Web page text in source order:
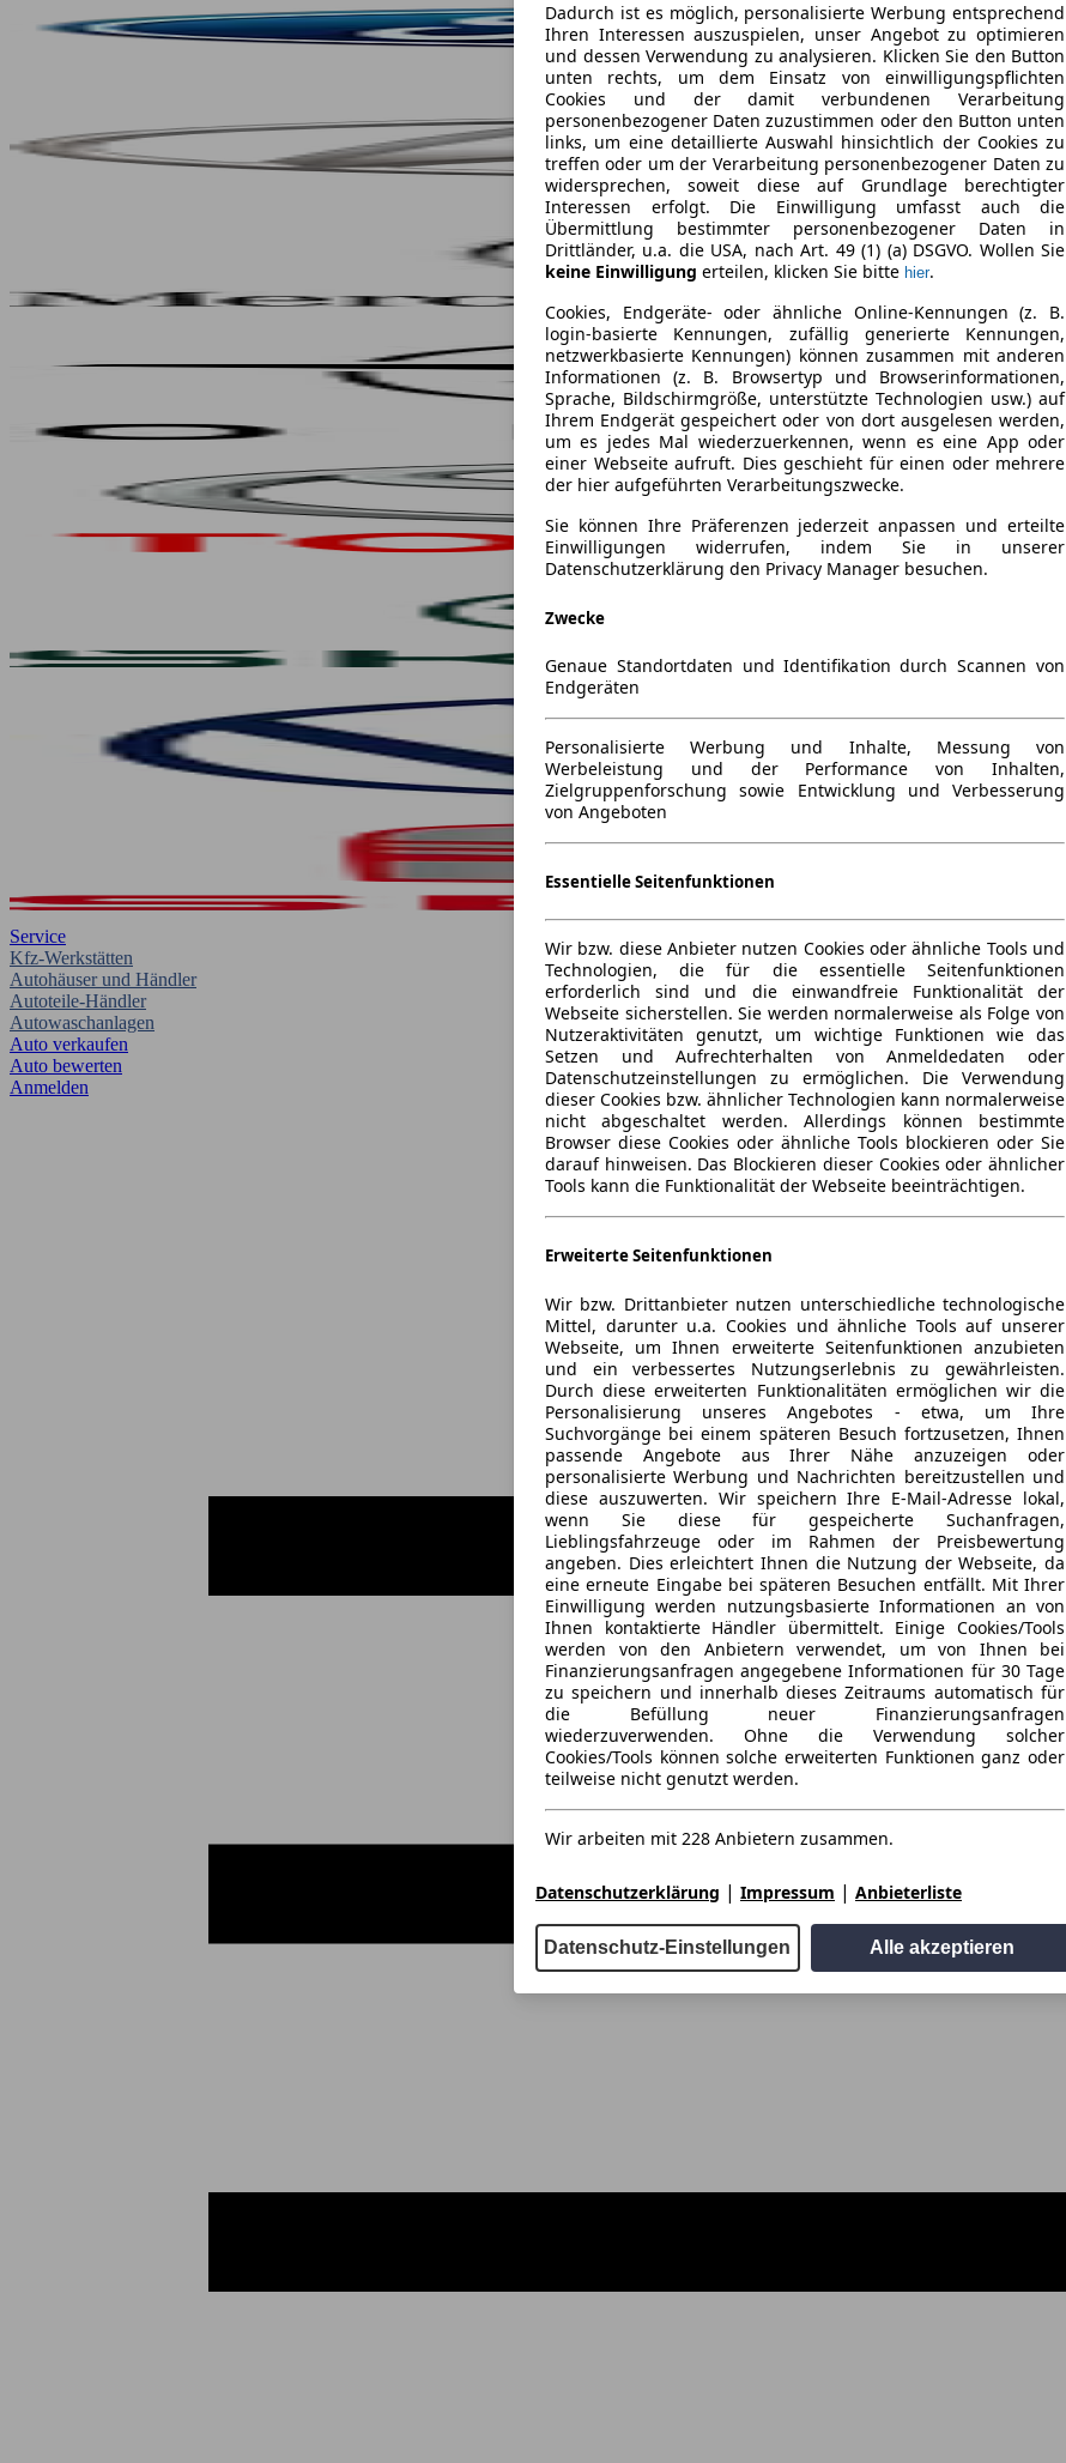
Service
Kfz-Werkstätten
Autohäuser und Händler
Autoteile-Händler
Autowaschanlagen
Auto verkaufen
Auto bewerten
Anmelden
Dadurch ist es möglich, personalisierte Werbung entsprechend
Ihren Interessen auszuspielen, unser Angebot zu optimieren
und dessen Verwendung zu analysieren. Klicken Sie den Button
unten rechts, um dem Einsatz von einwilligungspflichten
Cookies und der damit verbundenen Verarbeitung
personenbezogener Daten zuzustimmen oder den Button unten
links, um eine detaillierte Auswahl hinsichtlich der Cookies zu
treffen oder um der Verarbeitung personenbezogener Daten zu
widersprechen, soweit diese auf Grundlage berechtigter
Interessen erfolgt. Die Einwilligung umfasst auch die
Übermittlung bestimmter personenbezogener Daten in
Drittländer, u.a. die USA, nach Art. 49 (1) (a) DSGVO. Wollen Sie
keine Einwilligung erteilen, klicken Sie bitte hier.
Cookies, Endgeräte- oder ähnliche Online-Kennungen (z. B.
login-basierte Kennungen, zufällig generierte Kennungen,
netzwerkbasierte Kennungen) können zusammen mit anderen
Informationen (z. B. Browsertyp und Browserinformationen,
Sprache, Bildschirmgröße, unterstützte Technologien usw.) auf
Ihrem Endgerät gespeichert oder von dort ausgelesen werden,
um es jedes Mal wiederzuerkennen, wenn es eine App oder
einer Webseite aufruft. Dies geschieht für einen oder mehrere
der hier aufgeführten Verarbeitungszwecke.
Sie können Ihre Präferenzen jederzeit anpassen und erteilte
Einwilligungen widerrufen, indem Sie in unserer
Datenschutzerklärung den Privacy Manager besuchen.
Zwecke
Genaue Standortdaten und Identifikation durch Scannen von
Endgeräten
Personalisierte Werbung und Inhalte, Messung von
Werbeleistung und der Performance von Inhalten,
Zielgruppenforschung sowie Entwicklung und Verbesserung
von Angeboten
Essentielle Seitenfunktionen
Wir bzw. diese Anbieter nutzen Cookies oder ähnliche Tools und
Technologien, die für die essentielle Seitenfunktionen
erforderlich sind und die einwandfreie Funktionalität der
Webseite sicherstellen. Sie werden normalerweise als Folge von
Nutzeraktivitäten genutzt, um wichtige Funktionen wie das
Setzen und Aufrechterhalten von Anmeldedaten oder
Datenschutzeinstellungen zu ermöglichen. Die Verwendung
dieser Cookies bzw. ähnlicher Technologien kann normalerweise
nicht abgeschaltet werden. Allerdings können bestimmte
Browser diese Cookies oder ähnliche Tools blockieren oder Sie
darauf hinweisen. Das Blockieren dieser Cookies oder ähnlicher
Tools kann die Funktionalität der Webseite beeinträchtigen.
Erweiterte Seitenfunktionen
Wir bzw. Drittanbieter nutzen unterschiedliche technologische
Mittel, darunter u.a. Cookies und ähnliche Tools auf unserer
Webseite, um Ihnen erweiterte Seitenfunktionen anzubieten
und ein verbessertes Nutzungserlebnis zu gewährleisten.
Durch diese erweiterten Funktionalitäten ermöglichen wir die
Personalisierung unseres Angebotes - etwa, um Ihre
Suchvorgänge bei einem späteren Besuch fortzusetzen, Ihnen
passende Angebote aus Ihrer Nähe anzuzeigen oder
personalisierte Werbung und Nachrichten bereitzustellen und
diese auszuwerten. Wir speichern Ihre E-Mail-Adresse lokal,
wenn Sie diese für gespeicherte Suchanfragen,
Lieblingsfahrzeuge oder im Rahmen der Preisbewertung
angeben. Dies erleichtert Ihnen die Nutzung der Webseite, da
eine erneute Eingabe bei späteren Besuchen entfällt. Mit Ihrer
Einwilligung werden nutzungsbasierte Informationen an von
Ihnen kontaktierte Händler übermittelt. Einige Cookies/Tools
werden von den Anbietern verwendet, um von Ihnen bei
Finanzierungsanfragen angegebene Informationen für 30 Tage
zu speichern und innerhalb dieses Zeitraums automatisch für
die Befüllung neuer Finanzierungsanfragen
wiederzuverwenden. Ohne die Verwendung solcher
Cookies/Tools können solche erweiterten Funktionen ganz oder
teilweise nicht genutzt werden.
Wir arbeiten mit 228 Anbietern zusammen.
Datenschutzerklärung | Impressum | Anbieterliste
Datenschutz-Einstellungen Alle akzeptieren